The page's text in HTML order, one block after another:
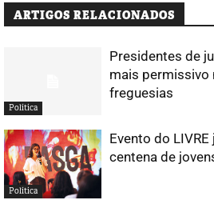
ARTIGOS RELACIONADOS
Política
Presidentes de
mais permissivo
freguesias
Política
Evento do
centena de